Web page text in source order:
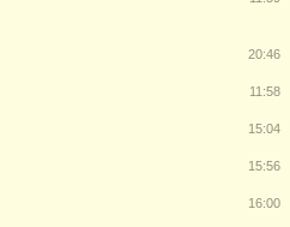
20:46
11:58
15:04
15:56
16:00